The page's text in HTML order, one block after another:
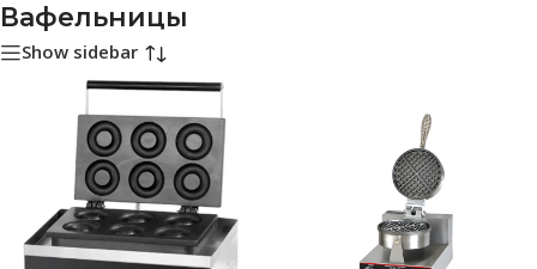
Вафельницы
Show sidebar